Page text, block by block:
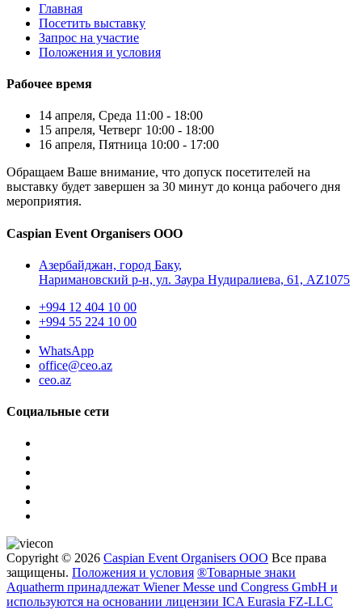
Главная
Посетить выставку
Запрос на участие
Положения и условия
Рабочее время
14 апреля, Среда 11:00 - 18:00
15 апреля, Четверг 10:00 - 18:00
16 апреля, Пятница 10:00 - 17:00
Обращаем Ваше внимание, что допуск посетителей на
выставку будет завершен за 30 минут до конца рабочего дня
мероприятия.
Caspian Event Organisers OOO
Азербайджан, город Баку,
Наримановский р-н, ул. Заура Нудиралиева, 61, AZ1075
+994 12 404 10 00
+994 55 224 10 00
WhatsApp
office@ceo.az
ceo.az
Социальные сети
Copyright © 2026 Caspian Event Organisers OOO Все права
защищены. Положения и условия ®Товарные знаки
Aquatherm принадлежат Wiener Messe und Congress GmbH и
используются на основании лицензии ICA Eurasia FZ-LLC